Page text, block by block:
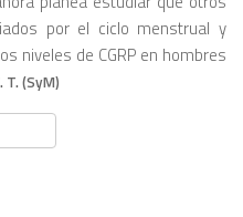
por el ciclo menstrual y
niveles de CGRP en hombres
T. (SyM)